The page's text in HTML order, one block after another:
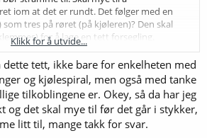
iom at det er rundt. Det følger med en
tres på røret (på kjøleren)? Den skal
for å lage en tett forsegling.
Klikk for å utvide...
dette tett, ikke bare for enkelheten med
og kjølespiral, men også med tanke
tilkoblingene er. Okey, så da har jeg
og det skal mye til før det går i stykker,
litt til, mange takk for svar.